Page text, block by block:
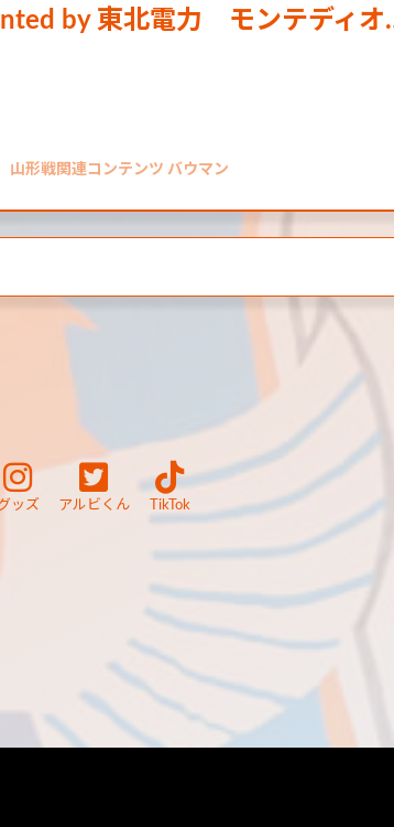
by 東北電力 モンテディ
山形戦関連コンテンツ バウマン
ッズ アルビくん TikTok